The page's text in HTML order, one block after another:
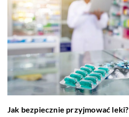
Jak bezpiecznie przyjmować leki?